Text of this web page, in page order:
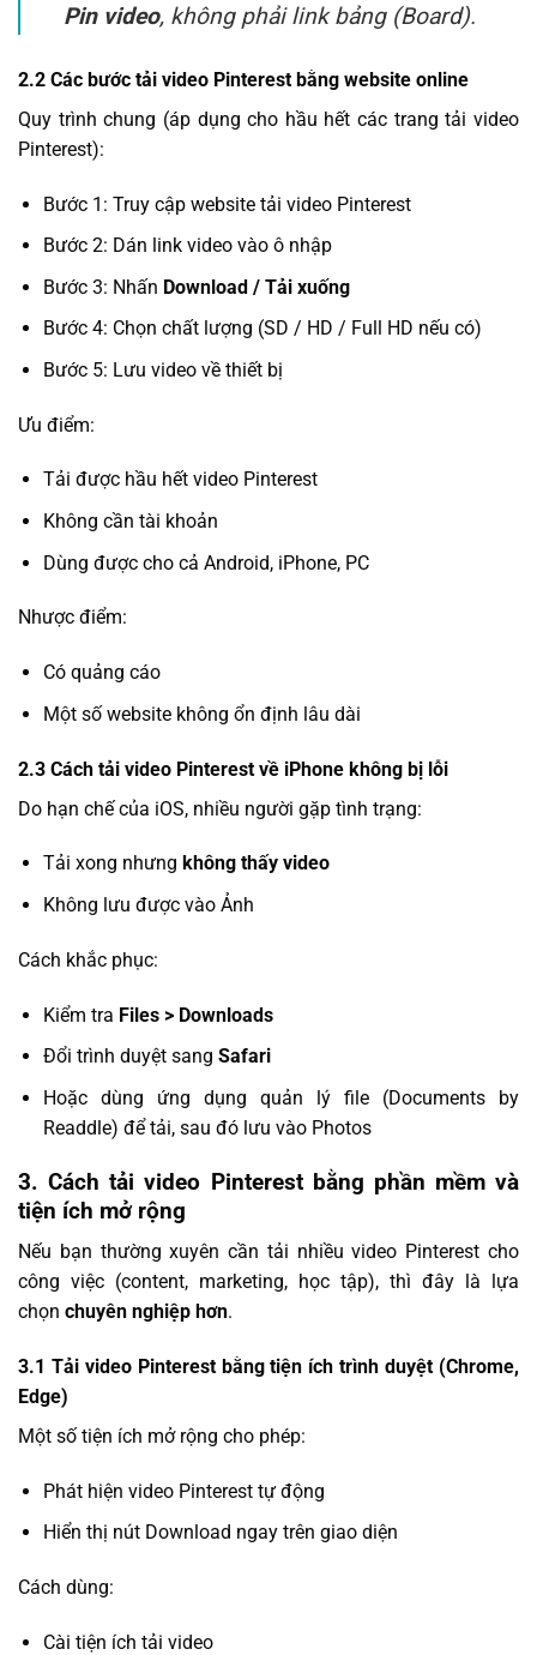
Pin video, không phải link bảng (Board).
2.2 Các bước tải video Pinterest bằng website online
Quy trình chung (áp dụng cho hầu hết các trang tải video
Pinterest):
Bước 1: Truy cập website tải video Pinterest
Bước 2: Dán link video vào ô nhập
Bước 3: Nhấn Download / Tải xuống
Bước 4: Chọn chất lượng (SD / HD / Full HD nếu có)
Bước 5: Lưu video về thiết bị
Ưu điểm:
Tải được hầu hết video Pinterest
Không cần tài khoản
Dùng được cho cả Android, iPhone, PC
Nhược điểm:
Có quảng cáo
Một số website không ổn định lâu dài
2.3 Cách tải video Pinterest về iPhone không bị lỗi
Do hạn chế của iOS, nhiều người gặp tình trạng:
Tải xong nhưng không thấy video
Không lưu được vào Ảnh
Cách khắc phục:
Kiểm tra Files > Downloads
Đổi trình duyệt sang Safari
Hoặc dùng ứng dụng quản lý file (Documents by
Readdle) để tải, sau đó lưu vào Photos
3. Cách tải video Pinterest bằng phần mềm và
tiện ích mở rộng
Nếu bạn thường xuyên cần tải nhiều video Pinterest cho
công việc (content, marketing, học tập), thì đây là lựa
chọn chuyên nghiệp hơn.
3.1 Tải video Pinterest bằng tiện ích trình duyệt (Chrome,
Edge)
Một số tiện ích mở rộng cho phép:
Phát hiện video Pinterest tự động
Hiển thị nút Download ngay trên giao diện
Cách dùng:
Cài tiện ích tải video